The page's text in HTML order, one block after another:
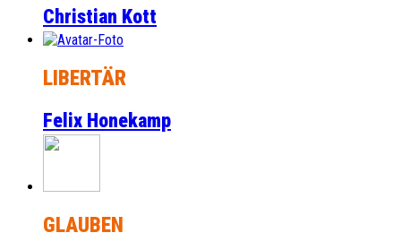
Christian Kott
LIBERTÄR
Felix Honekamp
GLAUBEN